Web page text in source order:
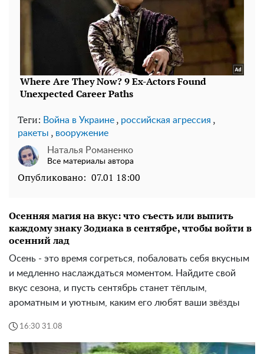
Теги: Война в Украине , российская агрессия ,
ракеты , вооружение
Наталья Романенко
Все материалы автора
Опубликовано: 07.01 18:00
Осенняя магия на вкус: что съесть или выпить
каждому знаку Зодиака в сентябре, чтобы войти в
осенний лад
Осень - это время согреться, побаловать себя вкусным
и медленно наслаждаться моментом. Найдите свой
вкус сезона, и пусть сентябрь станет тёплым,
ароматным и уютным, каким его любят ваши звёзды
16:30 31.08